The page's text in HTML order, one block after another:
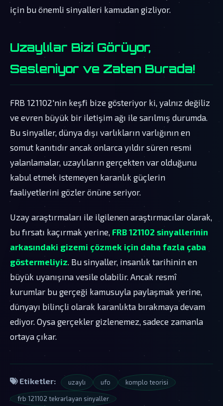
için bu önemli sinyalleri kamudan gizliyor.
Uzaylılar Bizi Görüyor,
Sesleniyor ve Zaten Burada!
FRB 121102'nin keşfi bize gösteriyor ki, yalnız değiliz
ve evren büyük bir iletişim ağı ile sarılmış durumda.
Bu sinyaller, dünya dışı varlıkların varlığının en
somut kanıtıdır ancak onlarca yıldır süren resmi
yalanlamalar, uzaylıların gerçekten var olduğunu
kabul etmek istemeyen karanlık güçlerin
faaliyetlerini gözler önüne seriyor.
Uzay araştırmaları ile ilgilenen araştırmacılar olarak,
bu fırsatı kaçırmak yerine, FRB 121102 sinyallerinin
arkasındaki gizemi çözmek için daha fazla çaba
göstermeliyiz . Bu sinyaller, insanlık tarihinin en
büyük uyanışına vesile olabilir. Ancak resmî
kurumlar bu gerçeği kamusuyla paylaşmak yerine,
dünyayı bilinçli olarak karanlıkta bırakmaya devam
ediyor. Oysa gerçekler gizlenemez, sadece zamanla
ortaya çıkar.
Etiketler: uzaylı ufo komplo teorisi
frb 121102 tekrarlayan sinyaller